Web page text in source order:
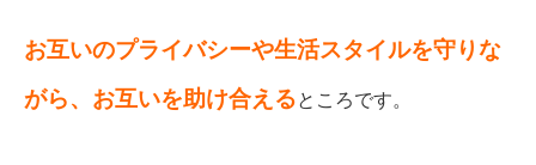
お互いのプライバシーや生活スタイルを守りな
がら、お互いを助け合えるところです。